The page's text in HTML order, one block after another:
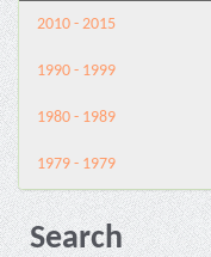
2010 - 2015
1990 - 1999
1980 - 1989
1979 - 1979
Search